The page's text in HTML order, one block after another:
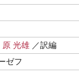
原 光雄 ／訳編
ゼフ